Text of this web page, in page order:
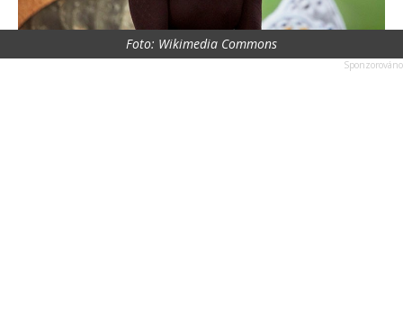
Foto: Wikimedia Commons